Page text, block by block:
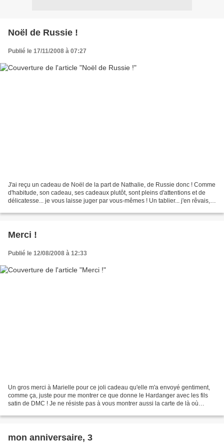
Noël de Russie !
Publié le 17/11/2008 à 07:27
J'ai reçu un cadeau de Noël de la part de Nathalie, de Russie donc ! Comme
d'habitude, son cadeau, ses cadeaux plutôt, sont pleins d'attentions et de
délicatesse... je vous laisse juger par vous-mêmes ! Un tablier... j'en rêvais,
Merci !
Publié le 12/08/2008 à 12:33
Un gros merci à Marielle pour ce joli cadeau qu'elle m'a envoyé gentiment,
comme ça, juste pour me montrer ce que donne le Hardanger avec les fils
satin de DMC ! Je ne résiste pas à vous montrer aussi la carte de là où
mon anniversaire, 3